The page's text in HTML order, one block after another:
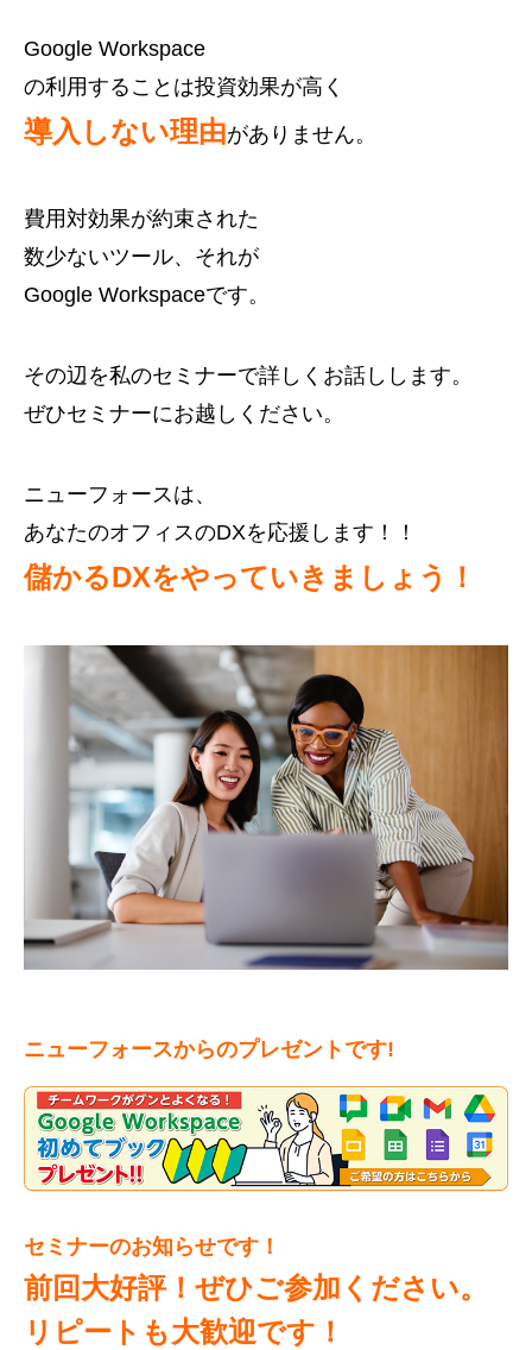
Google Workspace
の利用することは投資効果が高く
導入しない理由がありません。
費用対効果が約束された
数少ないツール、それが
Google Workspaceです。
その辺を私のセミナーで詳しくお話しします。
ぜひセミナーにお越しください。
ニューフォースは、
あなたのオフィスのDXを応援します！！
儲かるDXをやっていきましょう！
ニューフォースからのプレゼントです!
セミナーのお知らせです！
前回大好評！ぜひご参加ください。
リピートも大歓迎です！